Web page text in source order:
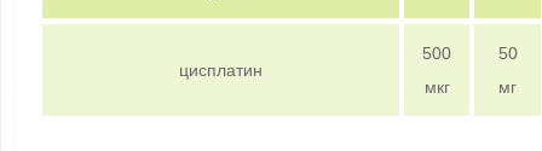
цисплатин
500
мкг
50
мг